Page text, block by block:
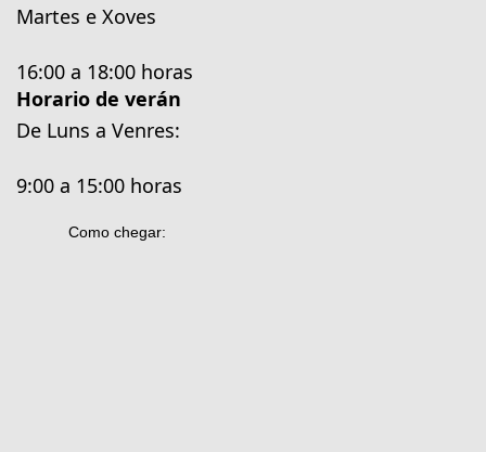
Martes e Xoves
16:00 a 18:00 horas
Horario de verán
De Luns a Venres:
9:00 a 15:00 horas
Como chegar: